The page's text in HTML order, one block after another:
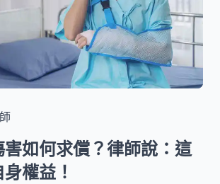
如何求償？律師說：這
權益！